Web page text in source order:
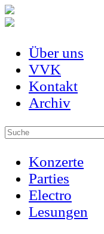
Über uns
VVK
Kontakt
Archiv
Konzerte
Parties
Electro
Lesungen